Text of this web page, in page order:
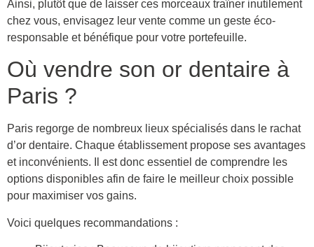
Ainsi, plutôt que de laisser ces morceaux traîner inutilement
chez vous, envisagez leur vente comme un geste éco-
responsable et bénéfique pour votre portefeuille.
Où vendre son or dentaire à
Paris ?
Paris regorge de nombreux lieux spécialisés dans le rachat
d’or dentaire. Chaque établissement propose ses avantages
et inconvénients. Il est donc essentiel de comprendre les
options disponibles afin de faire le meilleur choix possible
pour maximiser vos gains.
Voici quelques recommandations :